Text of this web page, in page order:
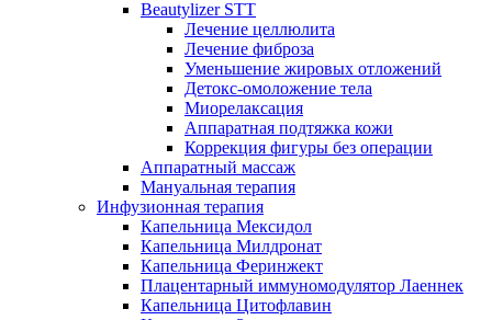
Beautylizer STT
Лечение целлюлита
Лечение фиброза
Уменьшение жировых отложений
Детокс-омоложение тела
Миорелаксация
Аппаратная подтяжка кожи
Коррекция фигуры без операции
Аппаратный массаж
Мануальная терапия
Инфузионная терапия
Капельница Мексидол
Капельница Милдронат
Капельница Феринжект
Плацентарный иммуномодулятор Лаеннек
Капельница Цитофлавин